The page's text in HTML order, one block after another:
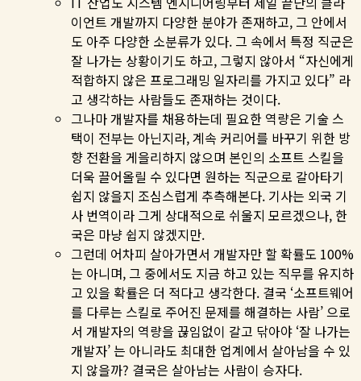
이언트 개발까지 다양한 분야가 존재하고, 그 안에서
도 아주 다양한 소분류가 있다. 그 속에서 특정 직군은
잘 나가는 상황이기도 하고, 그렇지 않아서 “자신에게
적합하지 않은 프로그래밍 일자리를 가지고 있다” 라
고 생각하는 사람들도 존재하는 것이다.
그나마 개발자를 채용하는데 필요한 역량은 기술 스
택이 전부는 아닌지라, 계속 커리어를 바꾸기 위한 방
향 전환을 게을리하지 않으며 본인의 소프트 스킬을
더욱 끌어올릴 수 있다면 원하는 직군으로 갈아타기
쉽지 않을지 조심스럽게 추측해본다. 기사는 외국 기
사 번역이라 그게 상대적으로 쉬울지 모르겠으나, 한
국은 마냥 쉽지 않겠지만.
그런데 어차피 살아가면서 개발자만 할 확률도 100%
는 아니며, 그 중에서도 지금 하고 있는 직무를 유지하
고 있을 확률은 더 적다고 생각한다. 결국 ‘소프트웨어
를 다루는 스킬로 주어진 문제를 해결하는 사람’ 으로
서 개발자의 역량을 끊임없이 갈고 닦아야 ‘잘 나가는
개발자’ 는 아니라도 최대한 업계에서 살아남을 수 있
지 않을까? 결국은 살아남는 사람이 승자다.